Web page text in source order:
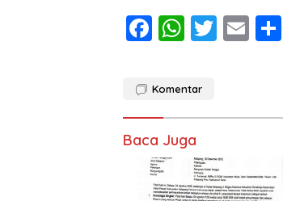
F
e
o
o
k
W
at
A
p
p
T E
Komentar
Baca Juga